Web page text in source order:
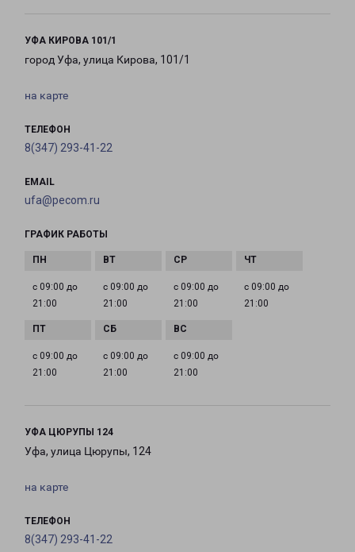
УФА КИРОВА 101/1
город Уфа, улица Кирова, 101/1
на карте
ТЕЛЕФОН
8(347) 293-41-22
EMAIL
ufa@pecom.ru
ГРАФИК РАБОТЫ
с 09:00 до
21:00
с 09:00 до
21:00
с 09:00 до
21:00
с 09:00 до
21:00
с 09:00 до
21:00
с 09:00 до
21:00
с 09:00 до
21:00
УФА ЦЮРУПЫ 124
Уфа, улица Цюрупы, 124
на карте
ТЕЛЕФОН
8(347) 293-41-22